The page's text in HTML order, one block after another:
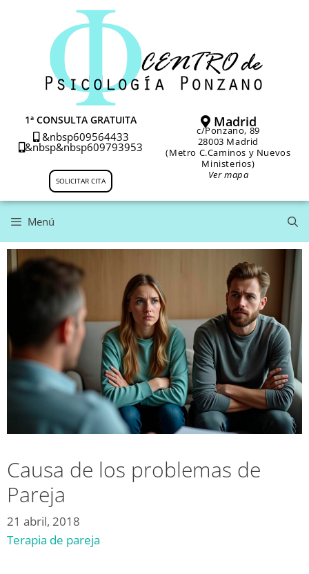
1ª CONSULTA GRATUITA
&nbsp609564433
&nbsp&nbsp609793953
SOLICITAR CITA
Madrid
c/Ponzano, 89
28003 Madrid
(Metro C.Caminos y Nuevos
Ministerios)
Ver mapa
Menú
Causa de los problemas de
Pareja
21 abril, 2018
Terapia de pareja